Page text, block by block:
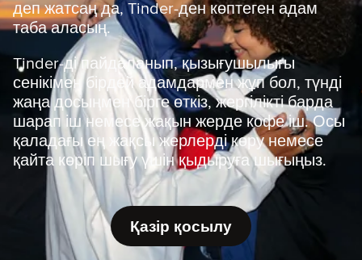
деп жатсаң да, Tinder-ден көптеген адам
таба аласың.
Tinder-ді пайдаланып, қызығушылығы
сенікімен бірдей адамдармен жұп бол, түнді
жаңа досыңмен бірге өткіз, жергілікті барда
шарап іш немесе жақын жерде кофе іш. Осы
қаладағы ең жақсы жерлерді көру немесе
қайта көріп шығу үшін қыдыруға шығыңыз.
Қазір қосылу